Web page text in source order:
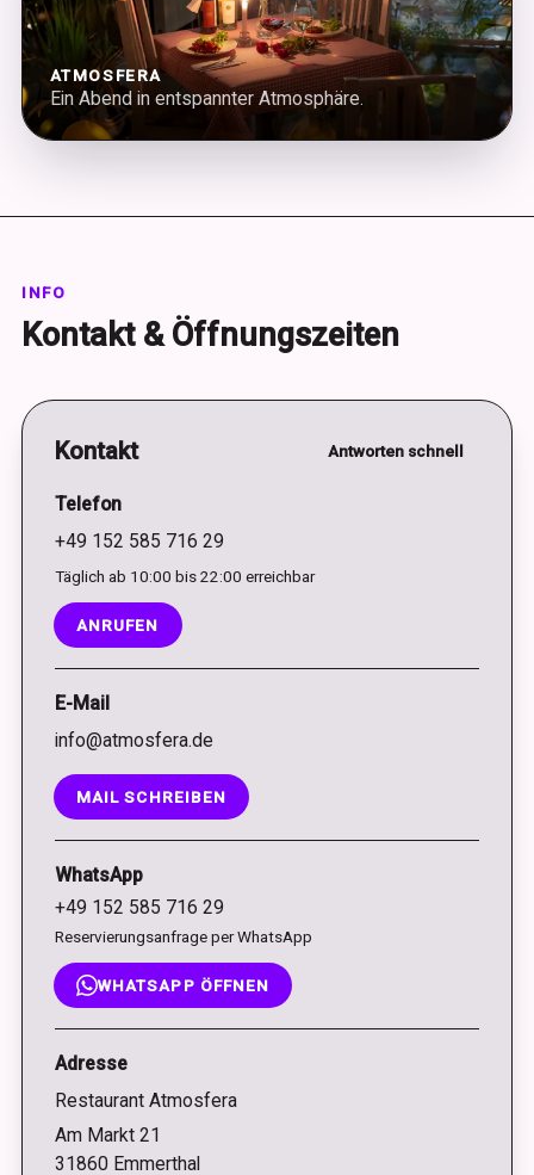
ATMOSFERA
Ein Abend in entspannter Atmosphäre.
INFO
Kontakt & Öffnungszeiten
Kontakt Antworten schnell
Telefon
+49 152 585 716 29
Täglich ab 10:00 bis 22:00 erreichbar
ANRUFEN
E-Mail
info@atmosfera.de
MAIL SCHREIBEN
WhatsApp
+49 152 585 716 29
Reservierungsanfrage per WhatsApp
WHATSAPP ÖFFNEN
Adresse
Restaurant Atmosfera
Am Markt 21
31860 Emmerthal